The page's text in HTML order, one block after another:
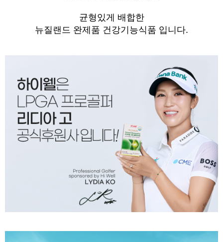
균형있게 배합한
뉴질랜드 완제품 건강기능식품 입니다.